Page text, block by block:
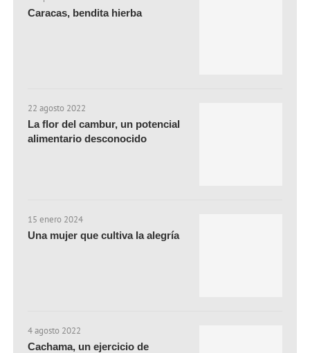
Caracas, bendita hierba
22 agosto 2022
La flor del cambur, un potencial
alimentario desconocido
15 enero 2024
Una mujer que cultiva la alegría
4 agosto 2022
Cachama, un ejercicio de